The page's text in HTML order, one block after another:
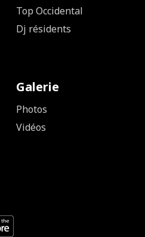
Top Occidental
Dj résidents
Galerie
Photos
Vidéos